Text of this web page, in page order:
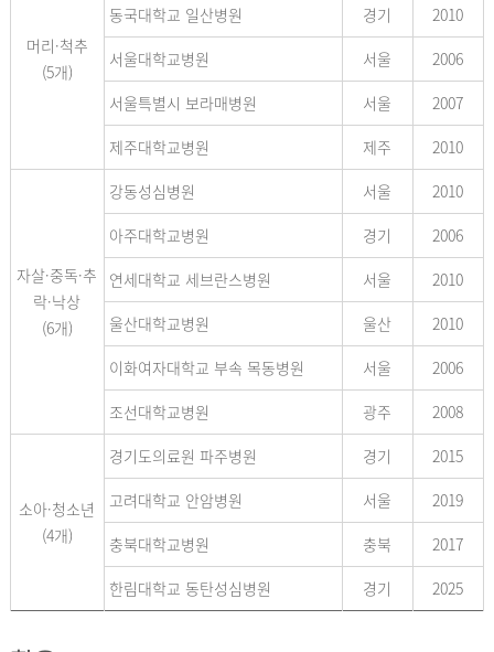
머리·척추
(5개)
동국대학교 일산병원
경기
2010
서울대학교병원
서울
2006
서울특별시 보라매병원
서울
2007
제주대학교병원
제주 2010
자살·중독·추
락·낙상
(6개)
강동성심병원 서울
2010
아주대학교병원
경기
2006
연세대학교 세브란스병원
서울
2010
울산대학교병원
울산
2010
이화여자대학교 부속 목동병원
서울
2006
조선대학교병원
광주 2008
소아·청소년
(4개)
경기도의료원 파주병원 경기
2015
고려대학교 안암병원
서울
2019
충북대학교병원
충북
2017
한림대학교 동탄성심병원
경기 2025